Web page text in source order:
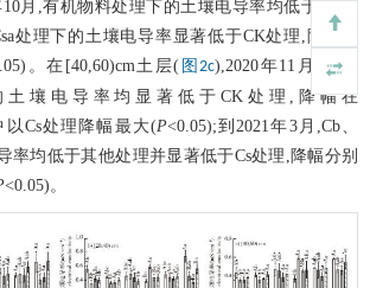
10月,有机物料处理下的土壤电导率均低于CK处
处理下的土壤电导率显著低于CK处理,降幅在
。在[40,60)cm土层( 图2c),2020年11月,Cb、
土壤电导率均显著低于CK处理,降幅在
以Cs处理降幅最大(P<0.05);到2021年3月,Cb、
率均低于其他处理并显著低于Cs处理,降幅分别
<0.05)。